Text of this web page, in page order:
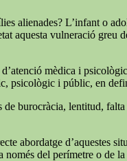
alienades? L’infant o
aquesta vulneració greu
mèdica i
psicològic i públic, en
burocràcia, lentitud,
abordatge d’aquestes
del perímetre o de la